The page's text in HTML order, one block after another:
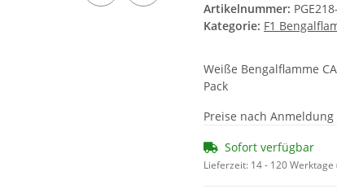
Artikelnummer:
Kategorie: F1
Weiße Bengalflamme
Pack
Preise nach
Sofort verfügbar
Lieferzeit: 14 - 120 Werktage